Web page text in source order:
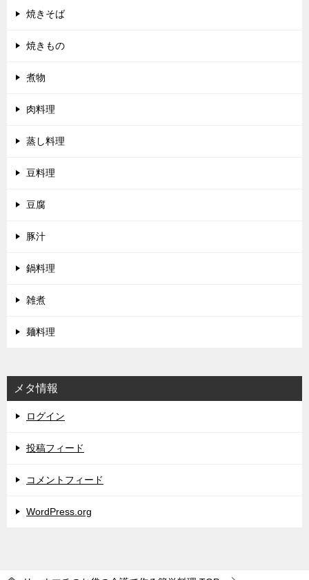
焼きそば
焼きもの
煮物
肉料理
蒸し料理
豆料理
豆腐
豚汁
鍋料理
雑煮
麺料理
メタ情報
ログイン
投稿フィード
コメントフィード
WordPress.org